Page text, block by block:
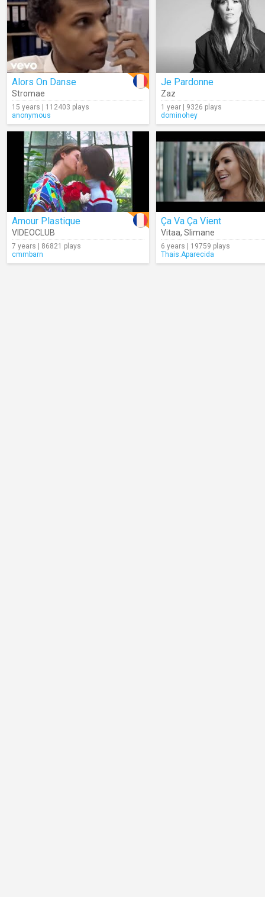
Alors On Danse
Stromae
15 years | 112403 plays
anonymous
Je Pardonne
Zaz
1 year | 9326 plays
dominohey
Amour Plastique
VIDEOCLUB
7 years | 86821 plays
cmmbarn
Ça Va Ça Vient
Vitaa, Slimane
6 years | 19759 plays
Thais.Aparecida